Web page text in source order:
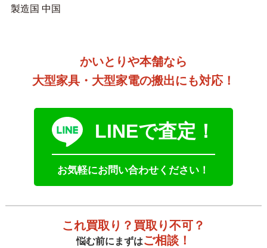
製造国 中国
かいとりや本舗なら
大型家具・大型家電の搬出にも対応！
LINEで査定！
お気軽にお問い合わせください！
これ買取り？買取り不可？
悩む前にまずはご相談！